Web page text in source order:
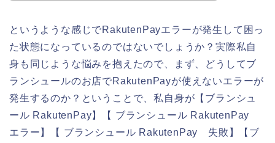
というような感じでRakutenPayエラーが発生して困っ
た状態になっているのではないでしょうか？実際私自
身も同じような悩みを抱えたので、まず、どうしてブ
ランシュールのお店でRakutenPayが使えないエラーが
発生するのか？ということで、私自身が【ブランシュ
ール RakutenPay】【 ブランシュール RakutenPay
エラー】【 ブランシュール RakutenPay 失敗】【ブ